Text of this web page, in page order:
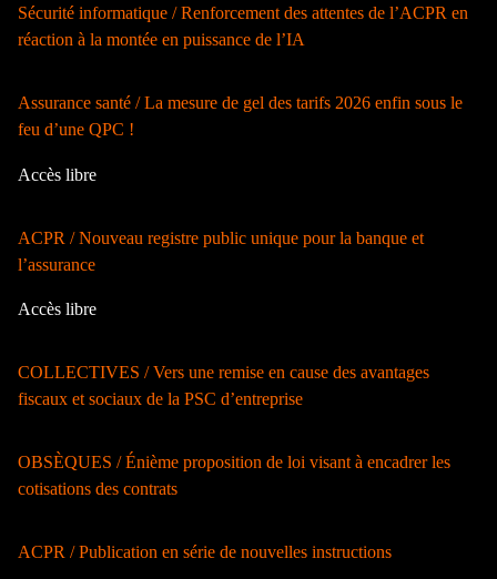
Sécurité informatique / Renforcement des attentes de l’ACPR en
réaction à la montée en puissance de l’IA
Assurance santé / La mesure de gel des tarifs 2026 enfin sous le
feu d’une QPC !
Accès libre
ACPR / Nouveau registre public unique pour la banque et
l’assurance
Accès libre
COLLECTIVES / Vers une remise en cause des avantages
fiscaux et sociaux de la PSC d’entreprise
OBSÈQUES / Énième proposition de loi visant à encadrer les
cotisations des contrats
ACPR / Publication en série de nouvelles instructions